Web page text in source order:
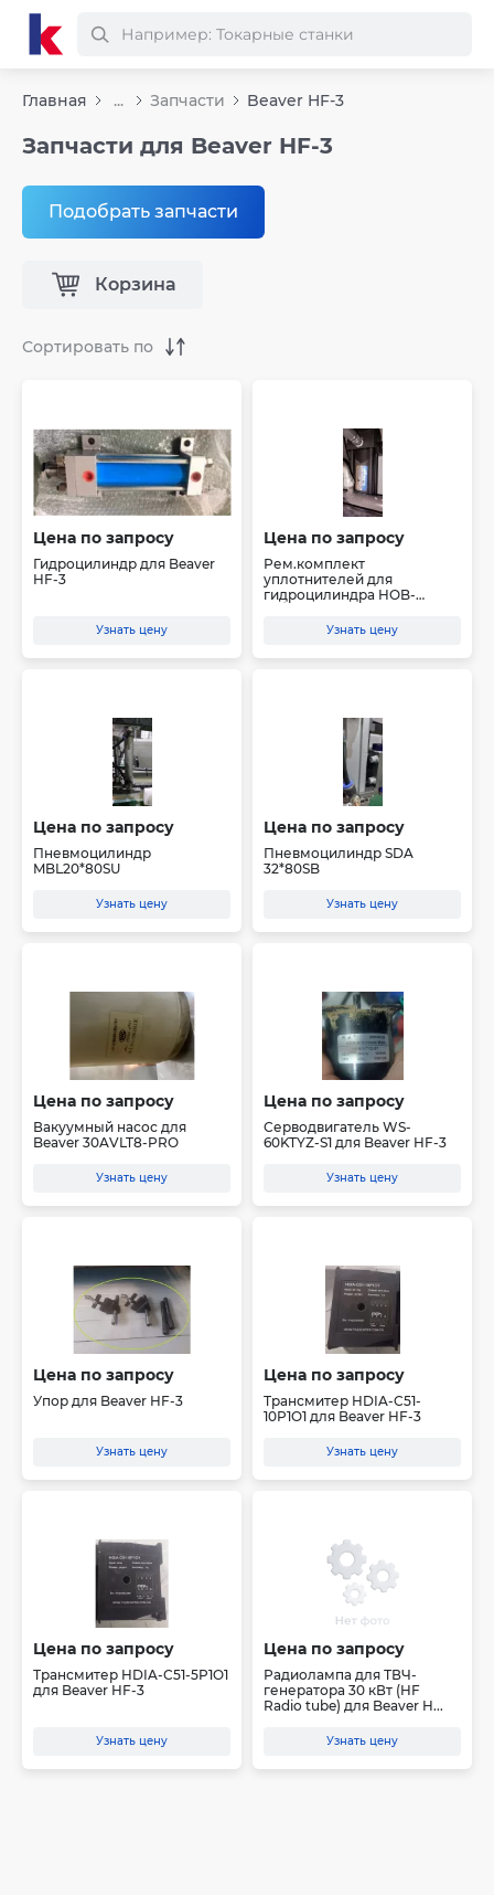
Главная ... Запчасти Beaver HF-3
Запчасти для Beaver HF-3
Подобрать запчасти
Корзина
Цена по запросу
Гидроцилиндр для Beaver
HF-3
Узнать цену
Цена по запросу
Рем.комплект
уплотнителей для
гидроцилиндра HOB-
Узнать цену
Цена по запросу
Пневмоцилиндр
MBL20*80SU
Узнать цену
Цена по запросу
Пневмоцилиндр SDA
32*80SB
Узнать цену
Цена по запросу
Вакуумный насос для
Beaver 30AVLT8-PRO
Узнать цену
Цена по запросу
Серводвигатель WS-
60KTYZ-S1 для Beaver HF-3
Узнать цену
Цена по запросу
Упор для Beaver HF-3
Узнать цену
Цена по запросу
Трансмитер HDIA-C51-
10P1O1 для Beaver HF-3
Узнать цену
Цена по запросу
Трансмитер HDIA-C51-5P1O1
для Beaver HF-3
Узнать цену
Цена по запросу
Радиолампа для ТВЧ-
генератора 30 кВт (HF
Radio tube) для Beaver H...
Узнать цену